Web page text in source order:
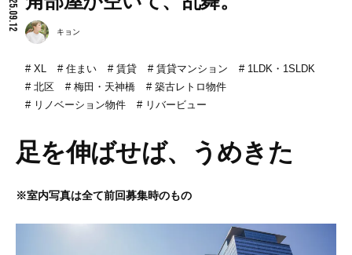
2025.09.12
キョン
XL 住まい 賃貸 賃貸マンション
1LDK・1SLDK
北区
梅田・天神橋
築古レトロ物件
リノベーション物件
リバービュー
足を伸ばせば、うめきた
※室内写真は全て前回募集時のもの